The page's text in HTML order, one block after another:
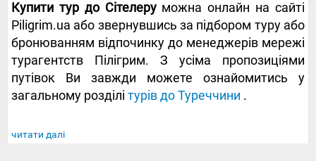
Купити тур до Сітелеруможна онлайн на сайті
Piligrim.ua або звернувшись за підбором туру або
бронюванням відпочинку до менеджерів мережі
турагентств Пілігрим. З усіма пропозиціями
путівок Ви завжди можете ознайомитись у
загальному розділі турів до Туреччини .
читати далі